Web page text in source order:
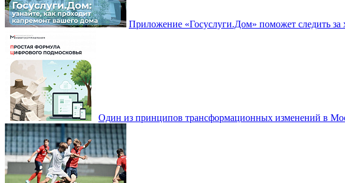
Приложение «Госуслуги.Дом» поможет следить за
Один из принципов трансформационных изменений в